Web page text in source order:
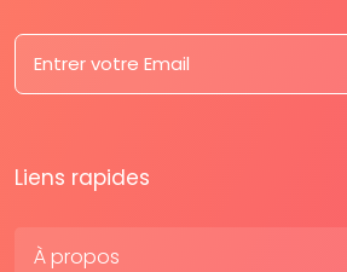
Liens rapides
À propos